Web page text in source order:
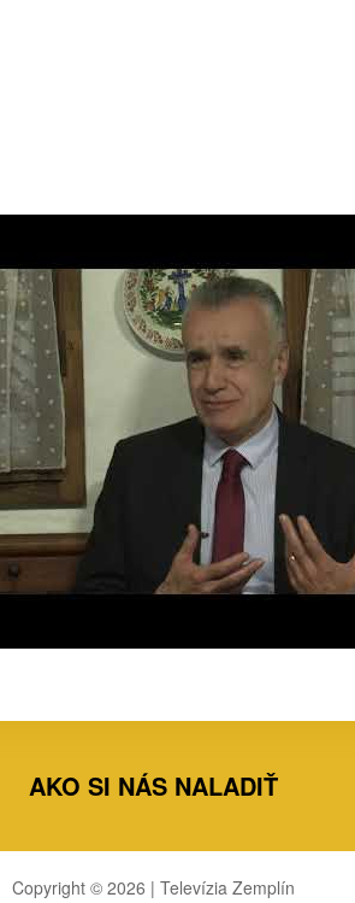
AKO SI NÁS NALADIŤ
Copyright © 2026 | Televízia Zemplín